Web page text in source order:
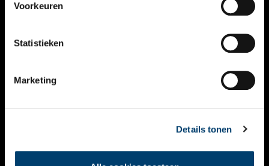
Voorkeuren
Statistieken
Marketing
Details tonen
KALENDER
THEMA’S
VIDEO’S
CONTACT